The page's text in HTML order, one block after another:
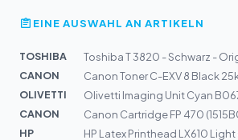
EINE AUSWAHL AN ARTIKELN
TOSHIBA
CANON
Canon Toner C-EXV 8 Black
OLIVETTI
Olivetti Imaging Unit Cyan
CANON
Canon Cartridge FP 470
HP